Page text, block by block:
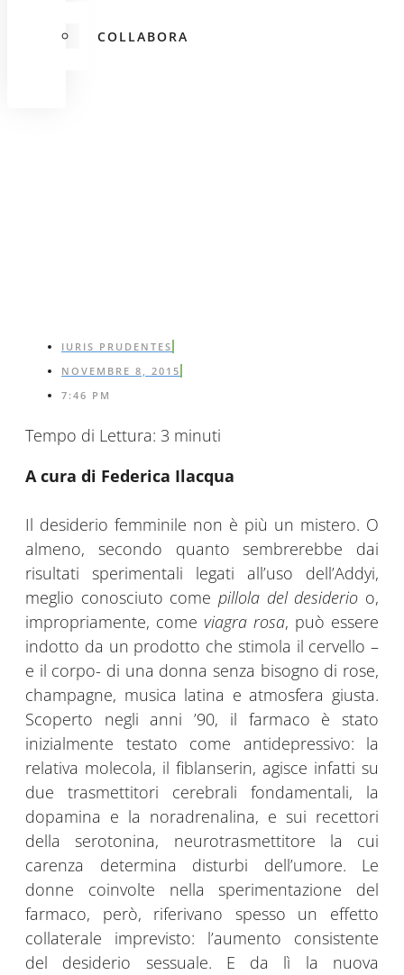
COLLABORA
IURIS PRUDENTES
NOVEMBRE 8, 2015
7:46 PM
Tempo di Lettura: 3 minuti
A cura di Federica Ilacqua
Il desiderio femminile non è più un mistero. O
almeno, secondo quanto sembrerebbe dai
risultati sperimentali legati all’uso dell’Addyi,
meglio conosciuto come pillola del desiderio o,
impropriamente, come viagra rosa, può essere
indotto da un prodotto che stimola il cervello –
e il corpo- di una donna senza bisogno di rose,
champagne, musica latina e atmosfera giusta.
Scoperto negli anni ’90, il farmaco è stato
inizialmente testato come antidepressivo: la
relativa molecola, il fiblanserin, agisce infatti su
due trasmettitori cerebrali fondamentali, la
dopamina e la noradrenalina, e sui recettori
della serotonina, neurotrasmettitore la cui
carenza determina disturbi dell’umore. Le
donne coinvolte nella sperimentazione del
farmaco, però, riferivano spesso un effetto
collaterale imprevisto: l’aumento consistente
del desiderio sessuale. E da lì la nuova